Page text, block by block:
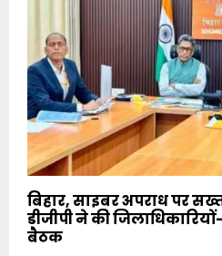
बिहार, साइबर अपराध पर
डीजीपी ने की
बैठक